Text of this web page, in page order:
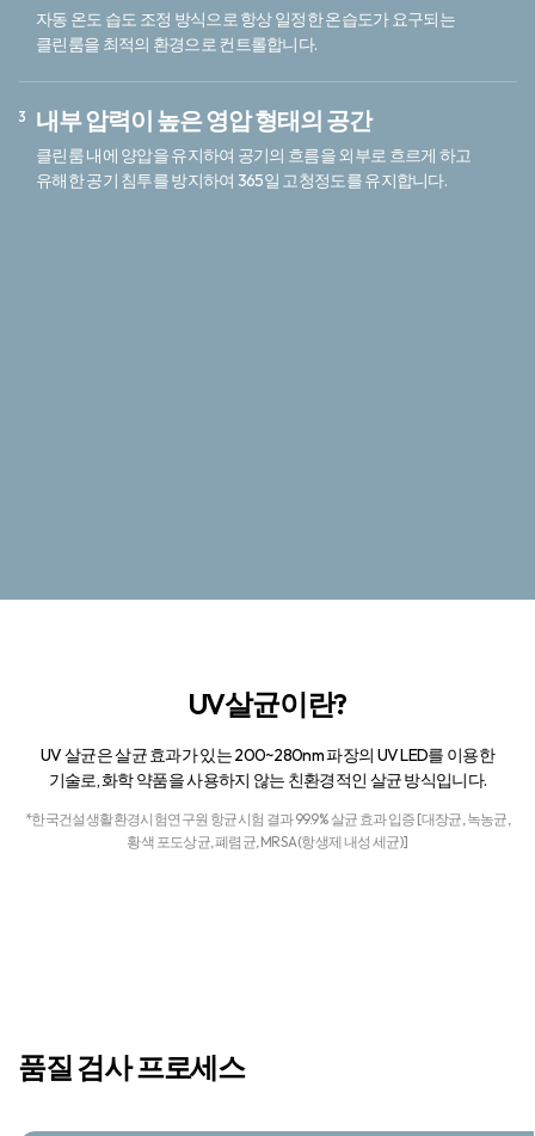
자동 온도 습도 조정 방식으로 항상 일정한 온습도가 요구되는
클린룸을 최적의 환경으로 컨트롤합니다.
내부 압력이 높은 영압 형태의 공간
클린룸 내에 양압을 유지하여 공기의 흐름을 외부로 흐르게 하고
유해한 공기 침투를 방지하여 365일 고청정도를 유지합니다.
UV살균이란?
UV 살균은 살균 효과가 있는 200~280nm 파장의 UV LED를 이용한
기술로,화학 약품을 사용하지 않는 친환경적인 살균 방식입니다.
*한국건설생활환경시험연구원 항균시험 결과 99.9% 살균 효과 입증 [대장균, 녹농균,
황색 포도상균, 폐렴균, MRSA(항생제 내성 세균)]
품질 검사 프로세스